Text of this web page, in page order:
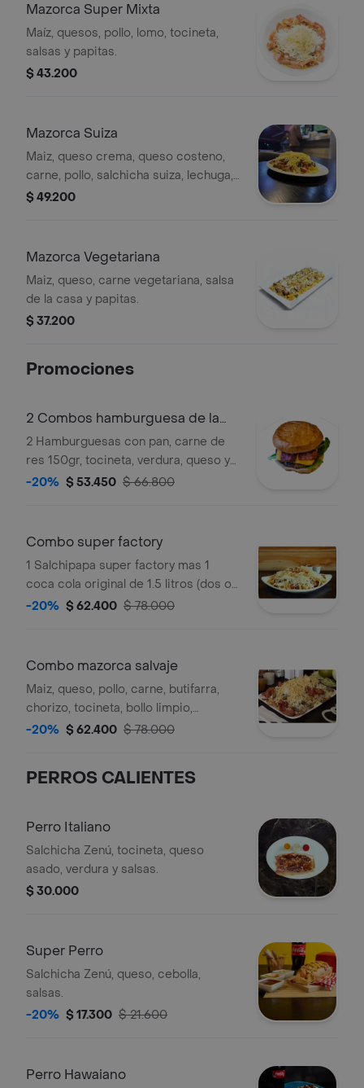
Mazorca Super Mixta
Maíz, quesos, pollo, lomo, tocineta,
salsas y papitas.
$ 43.200
Mazorca Suiza
Maiz, queso crema, queso costeno,
carne, pollo, salchicha suiza, lechuga,
salsas y papa ripio
$ 49.200
Mazorca Vegetariana
Maiz, queso, carne vegetariana, salsa
de la casa y papitas.
$ 37.200
Promociones
2 Combos hamburguesa de la
casa
2 Hamburguesas con pan, carne de
res 150gr, tocineta, verdura, queso y
salsa, 2 papas francesas 150gr 2
-20% $ 53.450 $ 66.800
Combo super factory
1 Salchipapa super factory mas 1
coca cola original de 1.5 litros (dos o
tres personas)
-20% $ 62.400 $ 78.000
Combo mazorca salvaje
Maiz, queso, pollo, carne, butifarra,
chorizo, tocineta, bollo limpio,
lechuga, salsas y papitas
-20% $ 62.400 $ 78.000
PERROS CALIENTES
Perro Italiano
Salchicha Zenú, tocineta, queso
asado, verdura y salsas.
$ 30.000
Super Perro
Salchicha Zenú, queso, cebolla,
salsas.
-20% $ 17.300 $ 21.600
Perro Hawaiano